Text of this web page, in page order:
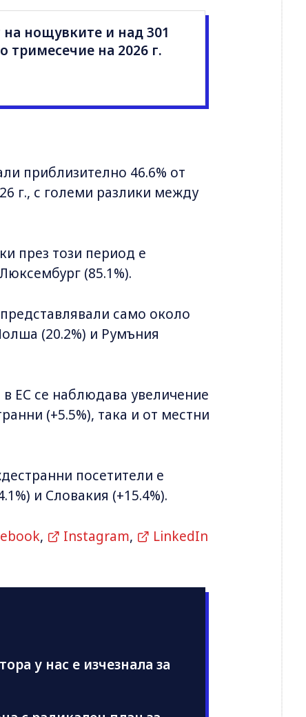
нощувките и над 301
тримесечие на 2026 г.
приблизително 46.6% от
г., с големи разлики между
през този период е
(85.1%).
само около
(20.2%) и Румъния
ЕС се наблюдава увеличение
(+5.5%), така и от местни
посетители е
и Словакия (+15.4%).
, Instagram,
LinkedIn
у нас е изчезнала за